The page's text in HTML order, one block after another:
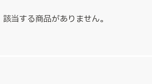
該当する商品がありません。